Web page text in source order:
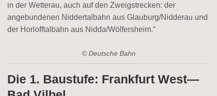
in der Wetterau, auch auf den Zweigstrecken: der
angebundenen Niddertalbahn aus Glauburg/Nidderau und
der Horlofftalbahn aus Nidda/Wölfersheim.“
© Deutsche Bahn
Die 1. Baustufe: Frankfurt West—